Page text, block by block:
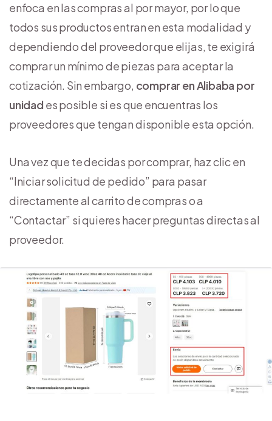
enfoca en las compras al por mayor, por lo que
todos sus productos entran en esta modalidad y
dependiendo del proveedor que elijas, te exigirá
comprar un mínimo de piezas para aceptar la
cotización. Sin embargo, comprar en Alibaba por
unidad es posible si es que encuentras los
proveedores que tengan disponible esta opción.
Una vez que te decidas por comprar, haz clic en
“Iniciar solicitud de pedido” para pasar
directamente al carrito de compras o a
“Contactar” si quieres hacer preguntas directas al
proveedor.